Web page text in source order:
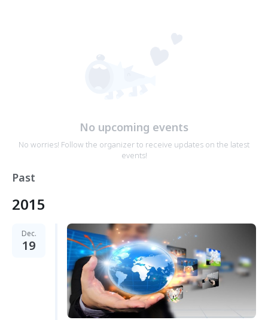
No upcoming events
No worries! Follow the organizer to receive updates on the latest
events!
Past
2015
Dec.
19